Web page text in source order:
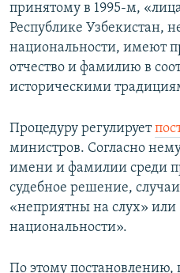
принятому в 1995-м,
Республике Узбекистан,
национальности, имеют
отчество и фамилию в
историческими
Процедуру регулирует
министров. Согласно
имени и фамилии среди
судебное решение,
«неприятны на слух» или
национальности».
По этому